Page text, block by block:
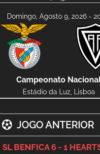
Domingo, Agosto 9, 2026 -
Campeonato
Estádio da Luz, Lisboa
JOGO ANTERIOR
SL BENFICA 6 - 1